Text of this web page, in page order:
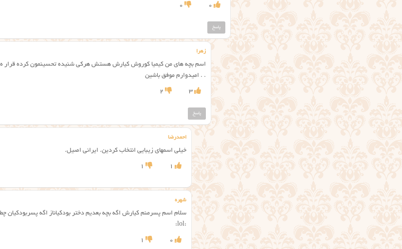
0
0
پاسخ
زهرا
اسم بچه های من کیمیا کوروش کیارش هستش هرکی شنیده تحسینمون کرده قرار ه
. . امیدوارم موفق باشین
3
2
پاسخ
احمدرضا
خیلی اسمهای زیبایی انتخاب کردین. ایرانی اصیل.
1
1
شهره
سلام اسم پسرمنم کیارش اگه بچه بعدیم دختر بودکیاناز اگه پسربودکیان
:lol:
0
1